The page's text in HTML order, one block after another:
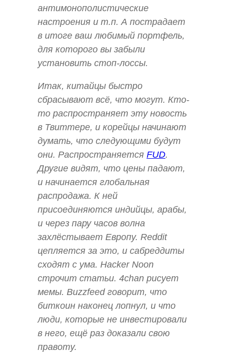
антимонополистические
настроения и т.п. А пострадает
в итоге ваш любимый портфель,
для которого вы забыли
установить стоп-лоссы.
Итак, китайцы быстро
сбрасывают всё, что могут. Кто-
то распространяет эту новость
в Твиттере, и корейцы начинают
думать, что следующими будут
они. Распространяется FUD.
Другие видят, что цены падают,
и начинается глобальная
распродажа. К ней
присоединяются индийцы, арабы,
и через пару часов волна
захлёстывает Европу. Reddit
цепляется за это, и сабреддиты
сходят с ума. Hacker Noon
строчит статьи. 4chan рисует
мемы. Buzzfeed говорит, что
биткоин наконец лопнул, и что
люди, которые не инвестировали
в него, ещё раз доказали свою
правоту.